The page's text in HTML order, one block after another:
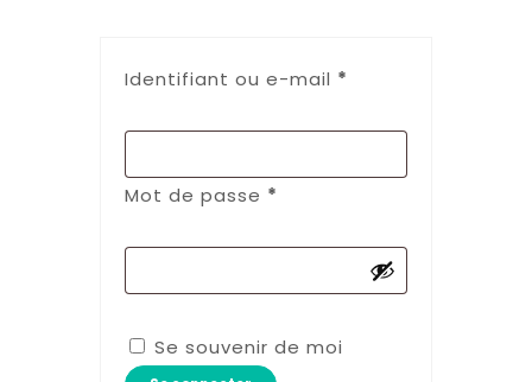
Identifiant ou e-mail *
Mot de passe *
Se souvenir de moi